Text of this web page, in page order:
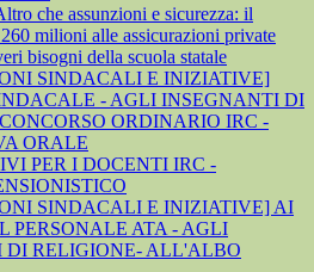
che assunzioni e sicurezza: il
milioni alle assicurazioni private
bisogni della scuola statale
SINDACALI E INIZIATIVE]
- AGLI INSEGNANTI DI
ORDINARIO IRC -
ORALE
PER I DOCENTI IRC -
SINDACALI E INIZIATIVE] AI
PERSONALE ATA - AGLI
DI RELIGIONE- ALL'ALBO